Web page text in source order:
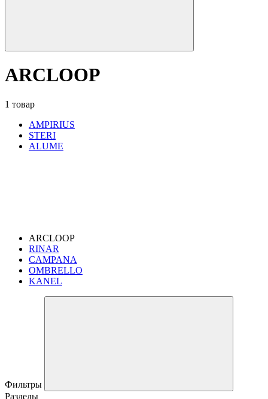
ARCLOOP
1 товар
AMPIRIUS
STERI
ALUME
ARCLOOP
RINAR
CAMPANA
OMBRELLO
KANEL
Фильтры
Разделы